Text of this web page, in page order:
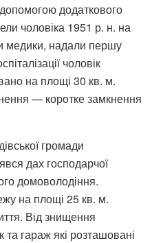
додаткового
чоловіка 1951 р. н. на
медики, надали першу
чоловік
на площі 30 кв. м.
— коротке замкнення
громади
дах господарчої
домоволодіння.
на площі 25 кв. м.
Від знищення
гараж які розташовані